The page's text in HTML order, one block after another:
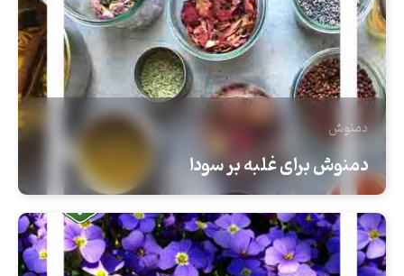
دمنوش
دمنوش برای غلبه بر سودا